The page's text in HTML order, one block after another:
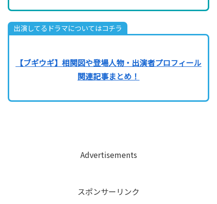
出演してるドラマについてはコチラ
【ブギウギ】相関図や登場人物・出演者プロフィール
関連記事まとめ！
Advertisements
スポンサーリンク